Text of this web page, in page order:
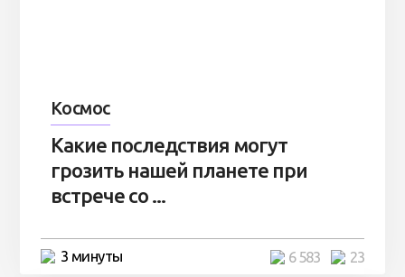
Космос
Какие последствия могут
грозить нашей планете при
встрече со ...
3 минуты 23
6 583